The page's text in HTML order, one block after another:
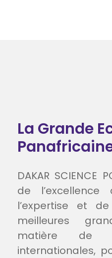
La Grande
DAKAR SCIENCE
de
l’expertise et
meilleures
matière de
internationales,